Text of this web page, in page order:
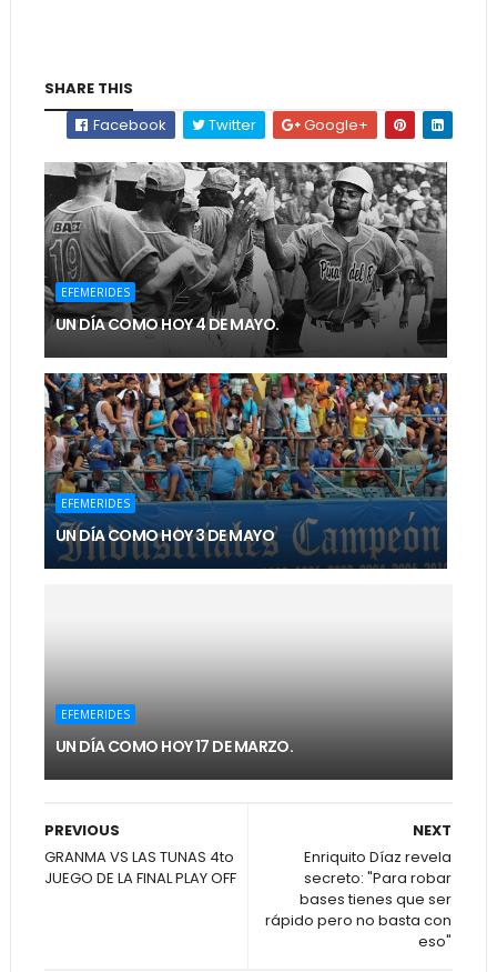
SHARE THIS
Facebook
Twitter Google+
EFEMERIDES
UN DÍA COMO HOY 4 DE MAYO.
EFEMERIDES
UN DÍA COMO HOY 3 DE MAYO
EFEMERIDES
UN DÍA COMO HOY 17 DE MARZO.
NEXT
Enriquito Díaz revela
secreto: "Para robar
bases tienes que ser
rápido pero no basta con
eso"
PREVIOUS
GRANMA VS LAS TUNAS 4to
JUEGO DE LA FINAL PLAY OFF